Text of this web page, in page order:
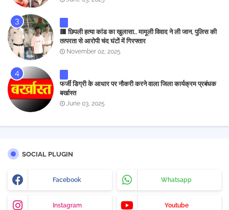
🟥 छिपली हत्या कांड का खुलासा.. मामूली विवाद ने ली जान, पुलिस की
तत्परता से आरोपी चंद घंटों में गिरफ्तार
November 02, 2025
फर्जी डिग्री के आधार पर नौकरी करने वाला जिला कार्यक्रम प्रबंधक
बर्खास्त
June 03, 2025
SOCIAL PLUGIN
Facebook Whatsapp
Instagram Youtube